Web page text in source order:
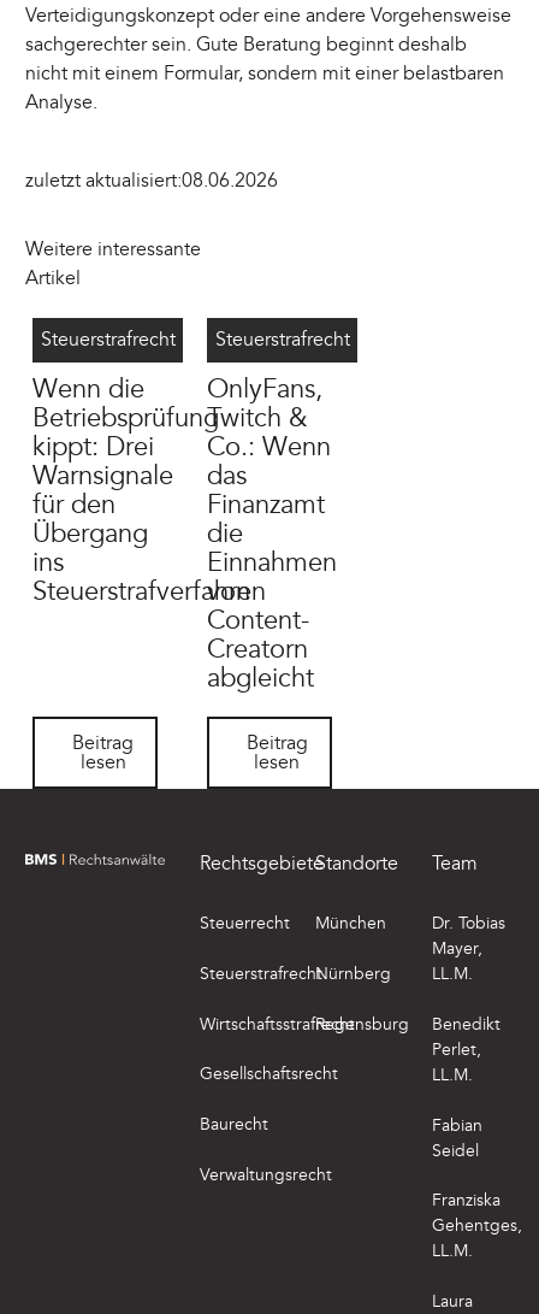
Verteidigungskonzept oder eine andere Vorgehensweise
sachgerechter sein. Gute Beratung beginnt deshalb
nicht mit einem Formular, sondern mit einer belastbaren
Analyse.
zuletzt aktualisiert:08.06.2026
Weitere interessante
Artikel
Steuerstrafrecht
Wenn die
Betriebsprüfung
kippt: Drei
Warnsignale
für den
Übergang
ins
Steuerstrafverfahren
Beitrag lesen
Beitrag
lesen
Betriebsprüfung Steuerstrafverfahren
7/23/2026 Steuerstrafrecht
OnlyFans,
Twitch &
Co.: Wenn
das
Finanzamt
die
Einnahmen
von
Content-
Creatorn
abgleicht
Beitrag lesen
Beitrag
lesen
OnlyFans Steuer
7/13/2026
zur Startseite von BMS Rechtsanwälte
Rechtsgebiete
Steuerrecht
Steuerstrafrecht
Wirtschaftsstrafrecht
Gesellschaftsrecht
Baurecht
Verwaltungsrecht
Standorte
München
Nürnberg
Regensburg
Team
Dr. Tobias
Mayer,
LL.M.
Benedikt
Perlet,
LL.M.
Fabian
Seidel
Franziska
Gehentges,
LL.M.
Laura